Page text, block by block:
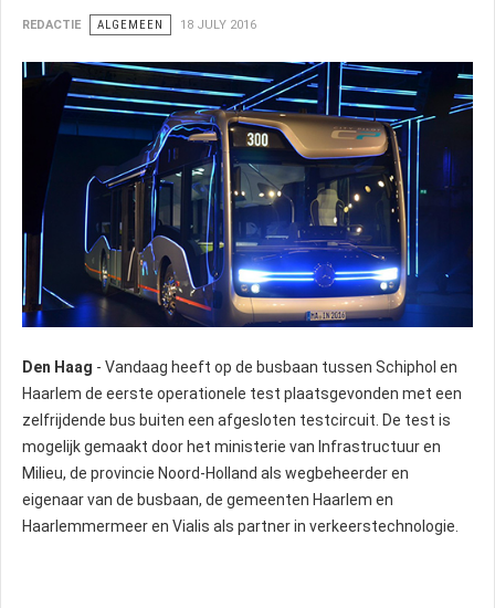
REDACTIE ALGEMEEN 18 JULY 2016
Den Haag - Vandaag heeft op de busbaan tussen Schiphol en
Haarlem de eerste operationele test plaatsgevonden met een
zelfrijdende bus buiten een afgesloten testcircuit. De test is
mogelijk gemaakt door het ministerie van Infrastructuur en
Milieu, de provincie Noord-Holland als wegbeheerder en
eigenaar van de busbaan, de gemeenten Haarlem en
Haarlemmermeer en Vialis als partner in verkeerstechnologie.